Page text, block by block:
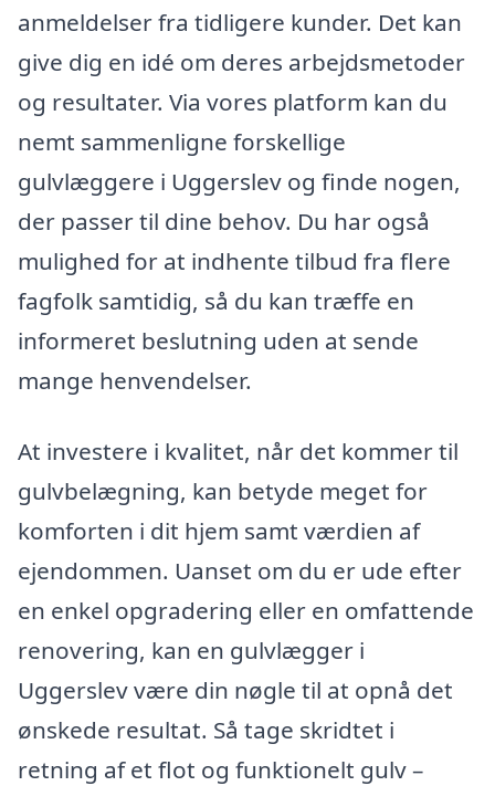
anmeldelser fra tidligere kunder. Det kan
give dig en idé om deres arbejdsmetoder
og resultater. Via vores platform kan du
nemt sammenligne forskellige
gulvlæggere i Uggerslev og finde nogen,
der passer til dine behov. Du har også
mulighed for at indhente tilbud fra flere
fagfolk samtidig, så du kan træffe en
informeret beslutning uden at sende
mange henvendelser.
At investere i kvalitet, når det kommer til
gulvbelægning, kan betyde meget for
komforten i dit hjem samt værdien af
ejendommen. Uanset om du er ude efter
en enkel opgradering eller en omfattende
renovering, kan en gulvlægger i
Uggerslev være din nøgle til at opnå det
ønskede resultat. Så tage skridtet i
retning af et flot og funktionelt gulv –